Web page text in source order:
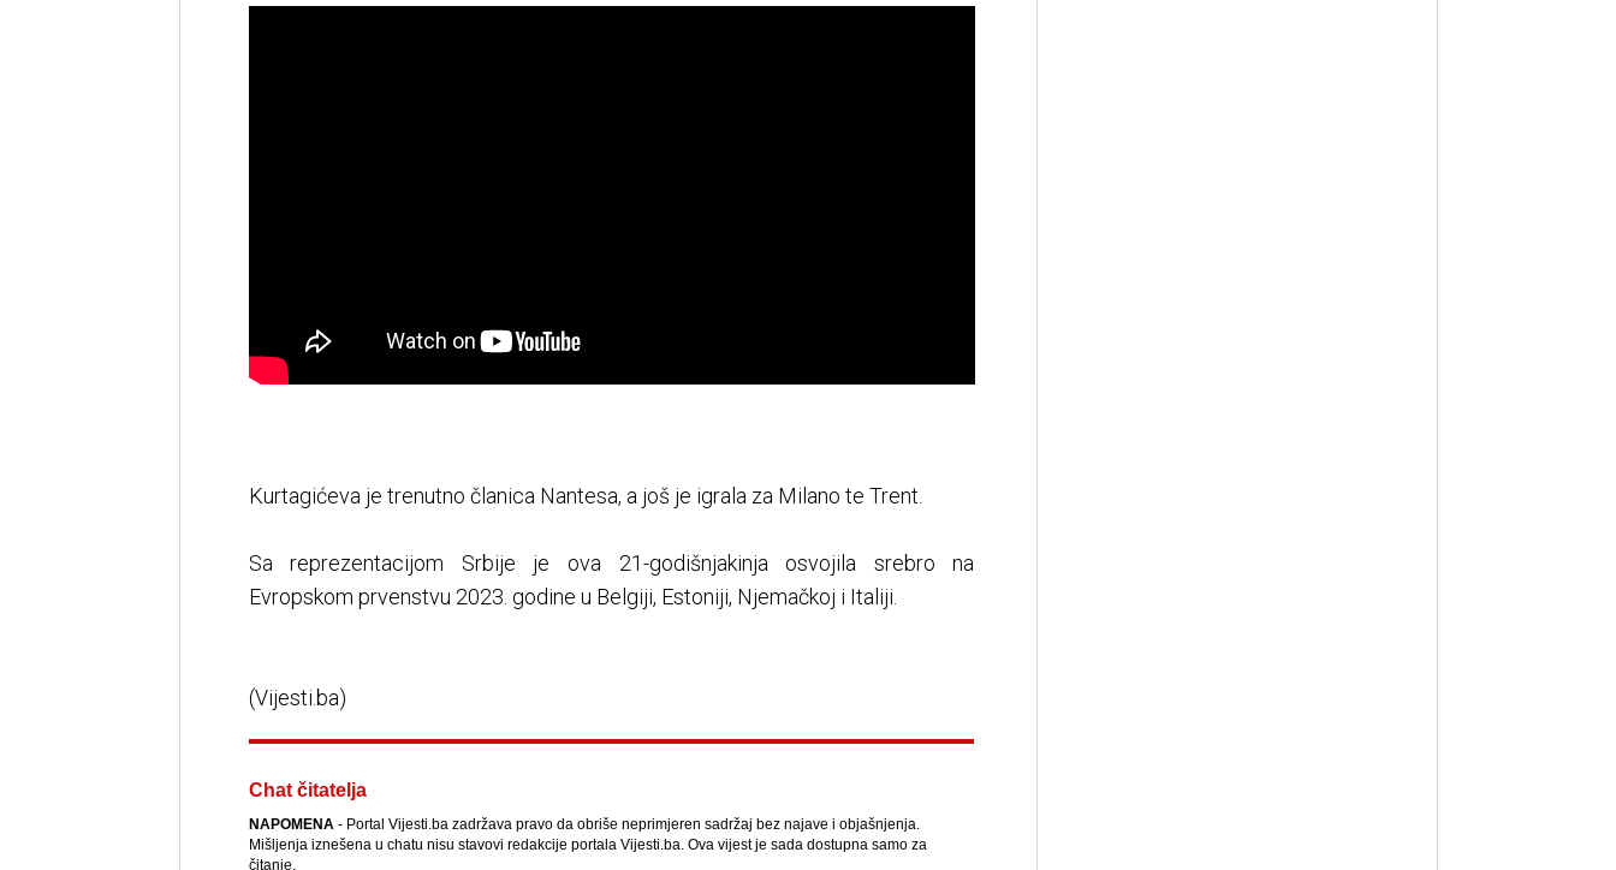
Kurtagićeva je trenutno članica Nantesa, a još je igrala za Milano te Trent.
Sa reprezentacijom Srbije je ova 21-godišnjakinja osvojila srebro na
Evropskom prvenstvu 2023. godine u Belgiji, Estoniji, Njemačkoj i Italiji.
(Vijesti.ba)
Chat čitatelja
NAPOMENA- Portal Vijesti.ba zadržava pravo da obriše neprimjeren sadržaj bez najave i objašnjenja.
Mišljenja iznešena u chatu nisu stavovi redakcije portala Vijesti.ba. Ova vijest je sada dostupna samo za
čitanje.